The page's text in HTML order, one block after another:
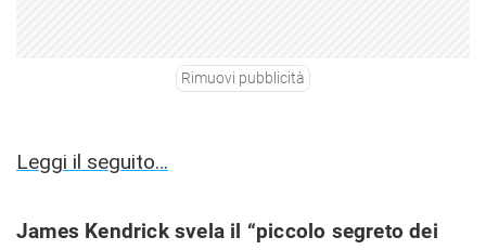
Rimuovi pubblicità
Leggi il seguito…
James Kendrick svela il “piccolo segreto dei